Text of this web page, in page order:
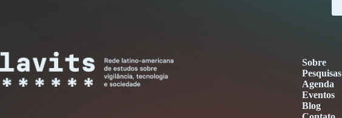
Sobre
Pesquisas
Agenda
Eventos
Blog